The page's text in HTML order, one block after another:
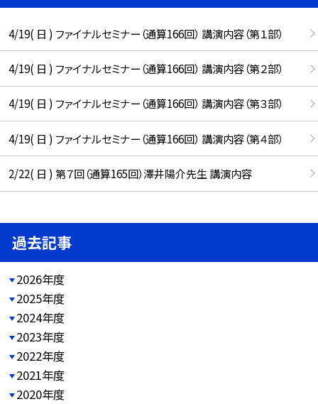
4/19( 日 ) ファイナルセミナー（通算166回） 講演内容（第１部）
4/19( 日 ) ファイナルセミナー（通算166回） 講演内容（第２部）
4/19( 日 ) ファイナルセミナー（通算166回） 講演内容（第３部）
4/19( 日 ) ファイナルセミナー（通算166回） 講演内容（第４部）
2/22( 日 ) 第７回（通算165回）澤井陽介先生 講演内容
過去記事
2026年度
2025年度
2024年度
2023年度
2022年度
2021年度
2020年度